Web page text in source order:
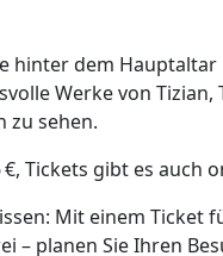
hinter dem
Werke von
zu sehen.
Tickets gibt es auch
Mit einem Ticket
– planen Sie Ihren